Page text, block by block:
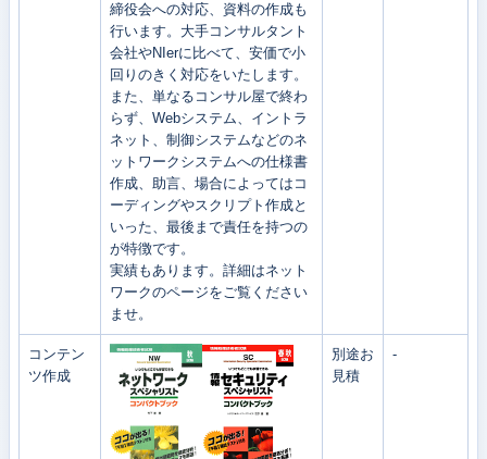
締役会への対応、資料の作成も
行います。大手コンサルタント
会社やNIerに比べて、安価で小
回りのきく対応をいたします。
また、単なるコンサル屋で終わ
らず、Webシステム、イントラ
ネット、制御システムなどのネ
ットワークシステムへの仕様書
作成、助言、場合によってはコ
ーディングやスクリプト作成と
いった、最後まで責任を持つの
が特徴です。
実績もあります。詳細はネット
ワークのページをご覧ください
ませ。
コンテン
ツ作成
別途お
見積
-